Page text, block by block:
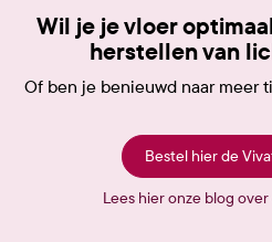
Wil je je vloer
herstellen van
Of ben je benieuwd naar meer
Bestel hier de
Lees hier onze blog